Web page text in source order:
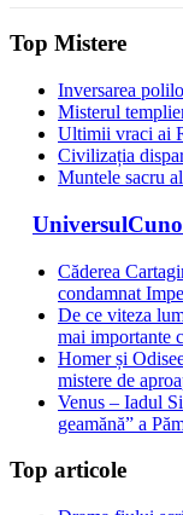
Top Mistere
Inversarea
Misterul
Ultimii vraci ai
Civilizația
Muntele sacru
Căderea
condamnat
De ce viteza
mai importante
Homer și
mistere de
Venus – Iadul
geamănă” a
Top articole